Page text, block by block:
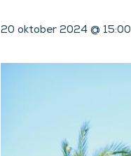
20 oktober 2024 @ 15:00